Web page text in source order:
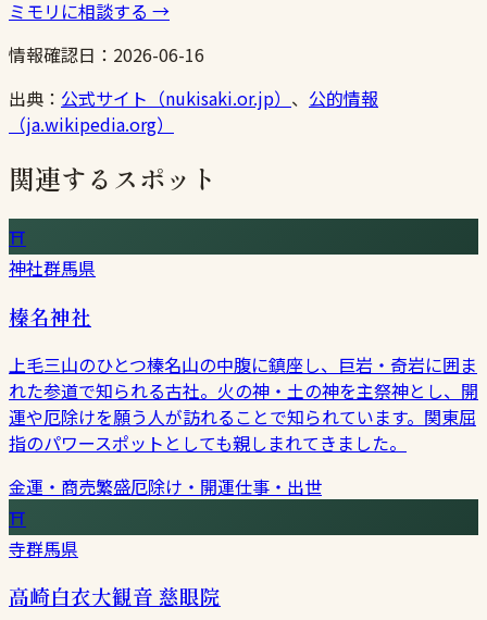
ミモリに相談する →
情報確認日： 2026-06-16
出典： 公式サイト（nukisaki.or.jp） 、 公的情報
（ja.wikipedia.org）
関連するスポット
⛩
神社群馬県
榛名神社
上毛三山のひとつ榛名山の中腹に鎮座し、巨岩・奇岩に囲ま
れた参道で知られる古社。火の神・土の神を主祭神とし、開
運や厄除けを願う人が訪れることで知られています。関東屈
指のパワースポットとしても親しまれてきました。
金運・商売繁盛厄除け・開運仕事・出世
⛩
寺群馬県
高崎白衣大観音 慈眼院